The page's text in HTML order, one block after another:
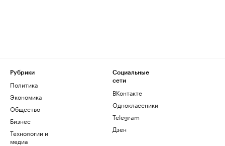
Рубрики
Политика
Экономика
Общество
Бизнес
Технологии и
медиа
Социальные
сети
ВКонтакте
Одноклассники
Telegram
Дзен